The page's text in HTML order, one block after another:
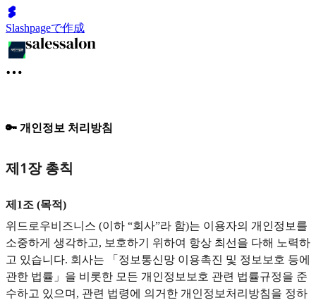
Slashpageで作成
🔑 개인정보 처리방침
제1장 총칙
제1조 (목적)
위드로우비즈니스 (이하 “회사”라 함)는 이용자의 개인정보를
소중하게 생각하고, 보호하기 위하여 항상 최선을 다해 노력하
고 있습니다. 회사는 「정보통신망 이용촉진 및 정보보호 등에
관한 법률」을 비롯한 모든 개인정보보호 관련 법률규정을 준
수하고 있으며, 관련 법령에 의거한 개인정보처리방침을 정하